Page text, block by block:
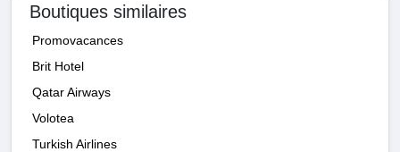
Boutiques similaires
Promovacances
Brit Hotel
Qatar Airways
Volotea
Turkish Airlines